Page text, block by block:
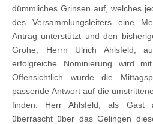
dümmliches Grinsen auf, welches
des Versammlungsleiters eine
Antrag unterstützt und den
Grohe, Herrn Ulrich Ahlsfeld,
erfolgreiche Nominierung wird
Offensichtlich wurde die
passende Antwort auf die
finden. Herr Ahlsfeld, als Gast
überrascht über das Gelingen